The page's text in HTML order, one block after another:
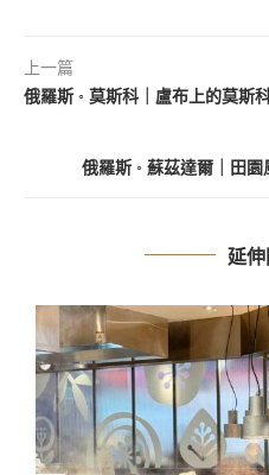
上一篇
俄羅斯 ◦ 莫斯科｜盧布上的莫斯
俄羅斯 ◦ 蘇茲達爾｜田
延